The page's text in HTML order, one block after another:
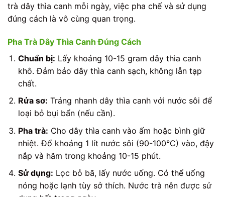
trà dây thìa canh mỗi ngày, việc pha chế và sử dụng
đúng cách là vô cùng quan trọng.
Pha Trà Dây Thìa Canh Đúng Cách
Chuẩn bị: Lấy khoảng 10-15 gram dây thìa canh
khô. Đảm bảo dây thìa canh sạch, không lẫn tạp
chất.
Rửa sơ: Tráng nhanh dây thìa canh với nước sôi để
loại bỏ bụi bẩn (nếu cần).
Pha trà: Cho dây thìa canh vào ấm hoặc bình giữ
nhiệt. Đổ khoảng 1 lít nước sôi (90-100°C) vào, đậy
nắp và hãm trong khoảng 10-15 phút.
Sử dụng: Lọc bỏ bã, lấy nước uống. Có thể uống
nóng hoặc lạnh tùy sở thích. Nước trà nên được sử